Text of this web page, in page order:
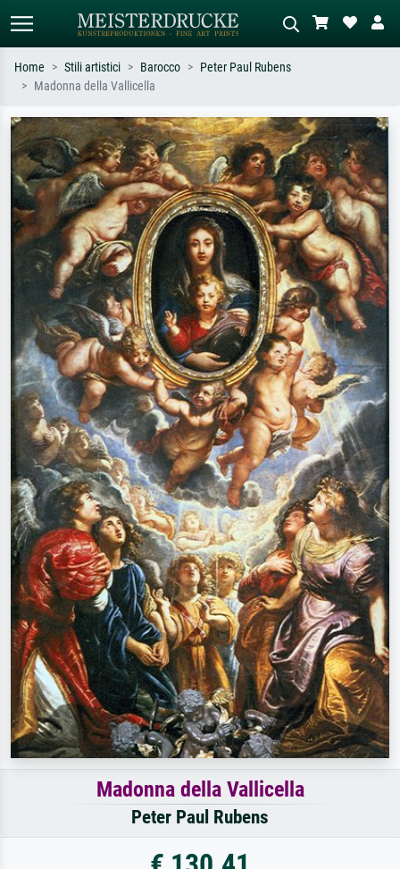
Cerca per artista, titolo o stile – es.
Monet, Notte stellata,
Impressionismo, onda di Hokusai,
nudo.
Descrivi la scena – es. prato verde,
astratto con molto rosso, dipinto a
olio scuro, nudo in piedi vicino a un
albero.
Home Stili artistici Barocco
Peter Paul Rubens
Madonna della Vallicella
Madonna della Vallicella
Peter Paul Rubens